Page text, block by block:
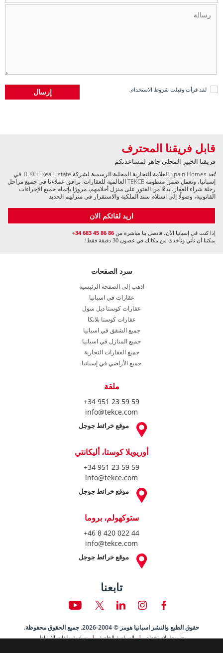
لقد قرأت وقبلت شروط الاستخدام
قابل فريقنا المحترف
فريقنا الخبير المحلي جاهز لمساعدتكم
تُعد Spain Homes العلامة التجارية المحلية الرسمية لشركة TEKCE Real Estate في
إسبانيا، وتعمل ضمن منظومة TEKCE العالمية للعقارات. نرافق عملاءنا في جميع مراحل
رحلة شراء العقار، بدءًا من العثور على منزل أحلامهم، مرورًا بإتمام جميع الإجراءات
القانونية، وصولًا إلى استلام سند الملكية والاستقرار في منزلهم الجديد.
اريد لقائكم الان
إذا كنت في إسبانيا الآن، فاتصل بنا مباشرة من +34 683 45 86 86
يمكننا أن نأتي ونأخذك من مكانك في غضون 30 دقيقة فقط!
سرد الصفحات
اذهب إلى الصفحة الرئيسية
عقارات في اسبانيا
عقارات كوستا ديل سول
عقارات كوستا بلانكا
جميع الشقق في اسبانيا
جميع المنازل في اسبانيا
جميع العقارات التجارية
جميع الأراضي في إسبانيا
ملقة
+34 951 23 59 59
info@tekce.com
موقع خرائط جوجل
أوريويلا كوستا، أليكانتي
+34 951 23 59 59
info@tekce.com
موقع خرائط جوجل
ستوكهولم، بروما
+46 8 420 022 44
info@tekce.com
موقع خرائط جوجل
تابعنا
حقوق الطبع والنشر اسبانيا هومز © 2004-2026. جميع الحقوق محفوظة.
شروط الاستخدام السياسة الخاصة سياسة ملفات الارتباط